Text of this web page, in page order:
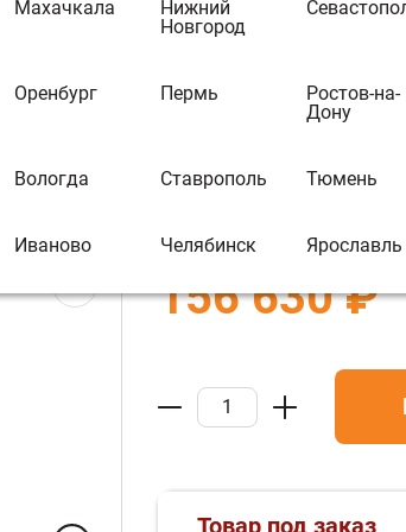
Махачкала
Нижний
Новгород
Оренбург Пермь
Ростов-на-
Дону
Вологда Ставрополь Тюмень
Иваново Челябинск Ярославль
коричневая
В избранное В
Бренд:Plamen
156 630 ₽
Товар под заказ